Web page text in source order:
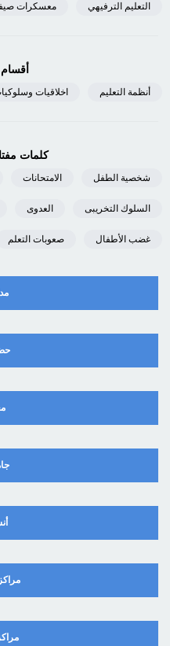
التعليم الترفيهي معسكرات
أنظمة التعليم اخلاقيات
كلمات
شخصية الطفل الامتحانات
السلوك التخريبى العدوى
غضب الأطفال صعوبات التعلم